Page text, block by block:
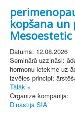
kopšana un
Mesoestetic
Datums: 12.08.2026
Seminārā uzzināsi:
hormonu ietekme uz
izvēles principi;
Tālāk »
Organizē kompānija:
Dinastija SIA